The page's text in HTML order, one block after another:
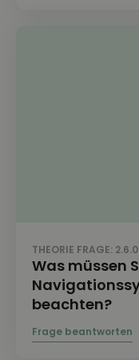
THEORIE FRAGE:
Was müssen
beachten?